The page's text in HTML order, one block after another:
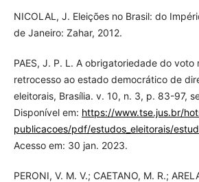
NICOLAL, J. Eleições no Brasil: do
de Janeiro: Zahar, 2012.
PAES, J. P. L. A obrigatoriedade do voto
retrocesso ao estado democrático de
eleitorais, Brasília. v. 10, n. 3, p. 83-97,
Disponível em: https://www.tse.jus.br/
publicacoes/pdf/estudos_eleitorais/
Acesso em: 30 jan. 2023.
PERONI, V. M. V.; CAETANO, M. R.;